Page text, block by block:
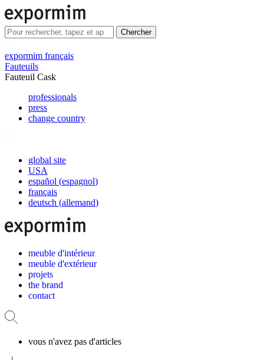
Chercher
expormim français
Fauteuils
Fauteuil Cask
professionals
press
change country
global site
USA
español (espagnol)
français
deutsch (allemand)
meuble d'intérieur
meuble d'extérieur
projets
the brand
contact
vous n'avez pas d'articles